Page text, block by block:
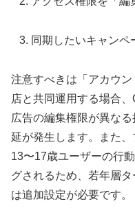
同期したいキャン
注意すべきは「アカウ
店と共同運用する場合
広告の編集権限が異な
延が発生します。また、
13〜17歳ユーザーの行
グされるため、若年層
は追加設定が必要です。